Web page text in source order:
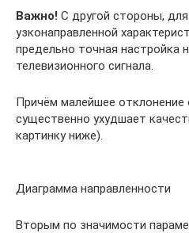
Важно! С другой стороны,
узконаправленной
предельно точная настройка
телевизионного сигнала.
Причём малейшее отклонение
существенно ухудшает
картинку ниже).
Диаграмма направленности
Вторым по значимости